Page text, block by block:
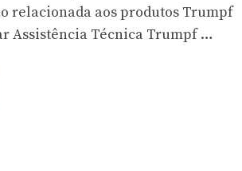
relacionada aos produtos Trumpf
Assistência Técnica Trumpf …